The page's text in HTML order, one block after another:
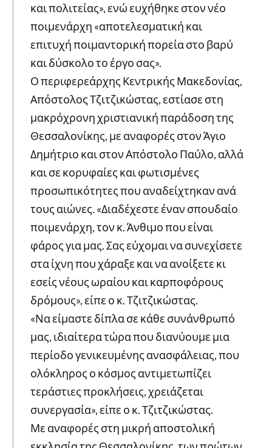
και πολιτείας», ενώ ευχήθηκε στον νέο
ποιμενάρχη «αποτελεσματική και
επιτυχή ποιμαντορική πορεία στο βαρύ
και δύσκολο το έργο σας».
Ο περιφερεάρχης Κεντρικής Μακεδονίας,
Απόστολος Τζιτζικώστας, εστίασε στη
μακρόχρονη χριστιανική παράδοση της
Θεσσαλονίκης, με αναφορές στον Άγιο
Δημήτριο και στον Απόστολο Παύλο, αλλά
και σε κορυφαίες και φωτισμένες
προσωπικότητες που αναδείχτηκαν ανά
τους αιώνες. «Διαδέχεστε έναν σπουδαίο
ποιμενάρχη, τον κ. Άνθιμο που είναι
φάρος για μας. Σας εύχομαι να συνεχίσετε
στα ίχνη που χάραξε και να ανοίξετε κι
εσείς νέους ωραίου και καρποφόρους
δρόμους», είπε ο κ. Τζιτζικώστας.
«Να είμαστε δίπλα σε κάθε συνάνθρωπό
μας, ιδιαίτερα τώρα που διανύουμε μια
περίοδο γενικευμένης ανασφάλειας, που
ολόκληρος ο κόσμος αντιμετωπίζει
τεράστιες προκλήσεις, χρειάζεται
συνεργασία», είπε ο κ. Τζιτζικώστας.
Με αναφορές στη μικρή αποστολική